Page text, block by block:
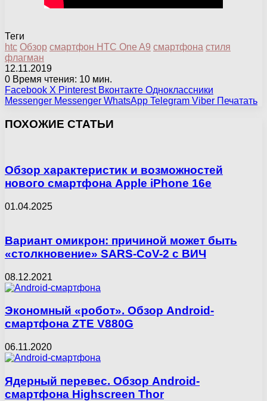
Теги
htc Обзор смартфон HTC One A9 смартфона стиля
флагман
12.11.2019
0 Время чтения: 10 мин.
Facebook X Pinterest Вконтакте Одноклассники
Messenger Messenger WhatsApp Telegram Viber Печатать
ПОХОЖИЕ СТАТЬИ
Обзор характеристик и возможностей
нового смартфона Apple iPhone 16e
01.04.2025
Вариант омикрон: причиной может быть
«столкновение» SARS-CoV-2 с ВИЧ
08.12.2021
Экономный «робот». Обзор Android-
смартфона ZTE V880G
06.11.2020
Ядерный перевес. Обзор Android-
смартфона Highscreen Thor